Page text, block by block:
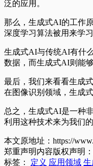
泛的应用。
那么，生成式AI的工作
深度学习算法被用来学
生成式AI与传统AI有什
数据，而生成式AI则能
最后，我们来看看生成
在图像识别领域，生成
总之，生成式AI是一种
利用这种技术来为我们
本文原地址：https://
郑重声明内容版权声明
标签：
定义 应用领域